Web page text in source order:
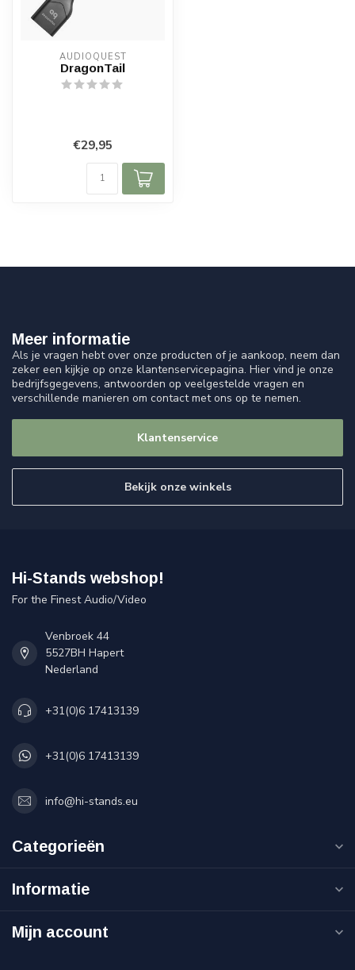
AUDIOQUEST
DragonTail
€29,95
Meer informatie
Als je vragen hebt over onze producten of je aankoop, neem dan
zeker een kijkje op onze klantenservicepagina. Hier vind je onze
bedrijfsgegevens, antwoorden op veelgestelde vragen en
verschillende manieren om contact met ons op te nemen.
Klantenservice
Bekijk onze winkels
Hi-Stands webshop!
For the Finest Audio/Video
Venbroek 44
5527BH Hapert
Nederland
+31(0)6 17413139
+31(0)6 17413139
info@hi-stands.eu
Categorieën
Informatie
Mijn account